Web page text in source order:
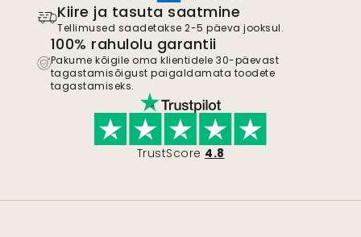
Kiire ja tasuta saatmine
Tellimused saadetakse 2-5 päeva jooksul.
100% rahulolu garantii
Pakume kõigile oma klientidele 30-päevast
tagastamisõigust paigaldamata toodete
tagastamiseks.
TrustScore 4.8